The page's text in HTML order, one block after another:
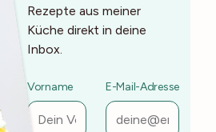
Rezepte aus meiner
Küche direkt in deine
Inbox.
Vorname E-Mail-Adresse